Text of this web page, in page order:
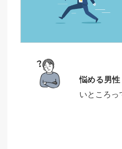
悩める男性
いところっ